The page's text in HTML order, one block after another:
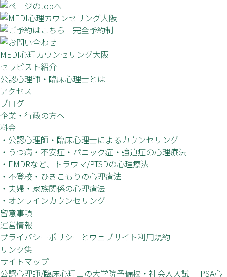
MEDI心理カウンセリング大阪
セラピスト紹介
公認心理師・臨床心理士とは
アクセス
ブログ
企業・行政の方へ
料金
・公認心理師・臨床心理士によるカウンセリング
・うつ病・不安症・パニック症・強迫症の心理療法
・EMDRなど、トラウマ/PTSDの心理療法
・不登校・ひきこもりの心理療法
・夫婦・家族関係の心理療法
・オンラインカウンセリング
留意事項
運営情報
プライバシーポリシーとウェブサイト利用規約
リンク集
サイトマップ
公認心理師/臨床心理士の大学院予備校・社会人入試｜IPSA心